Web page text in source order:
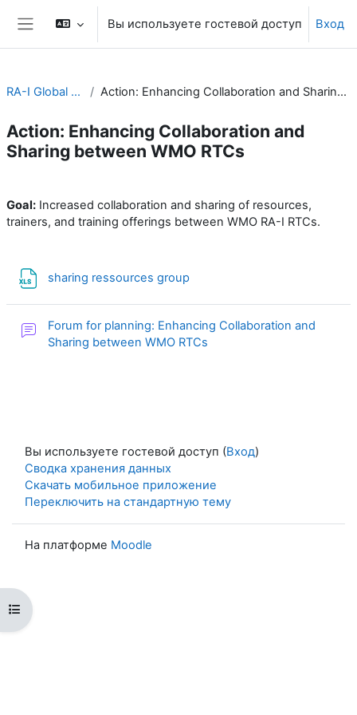
Перейти к основному содержанию
Боковая панель
Вы используете гостевой доступ Вход
Открыть оглавление курса
RA-I Global Campus Action: Enhancing Collaboration and Sharing between WMO RTCs
Action: Enhancing Collaboration and
Sharing between WMO RTCs
Goal: Increased collaboration and sharing of resources,
trainers, and training offerings between WMO RA-I RTCs.
sharing ressources group
Forum for planning: Enhancing Collaboration and
Sharing between WMO RTCs
Вы используете гостевой доступ (Вход)
Сводка хранения данных
Скачать мобильное приложение
Переключить на стандартную тему
На платформе Moodle